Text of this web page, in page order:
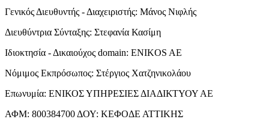
Γενικός Διευθυντής - Διαχειριστής: Μάνος Νιφλής
Διευθύντρια Σύνταξης: Στεφανία Κασίμη
Ιδιοκτησία - Δικαιούχος domain: ENIKOS AE
Νόμιμος Εκπρόσωπος: Στέργιος Χατζηνικολάου
Επωνυμία: ΕΝΙΚΟΣ ΥΠΗΡΕΣΙΕΣ ΔΙΑΔΙΚΤΥΟΥ ΑΕ
ΑΦΜ: 800384700 ΔΟΥ: ΚΕΦΟΔΕ ΑΤΤΙΚΗΣ